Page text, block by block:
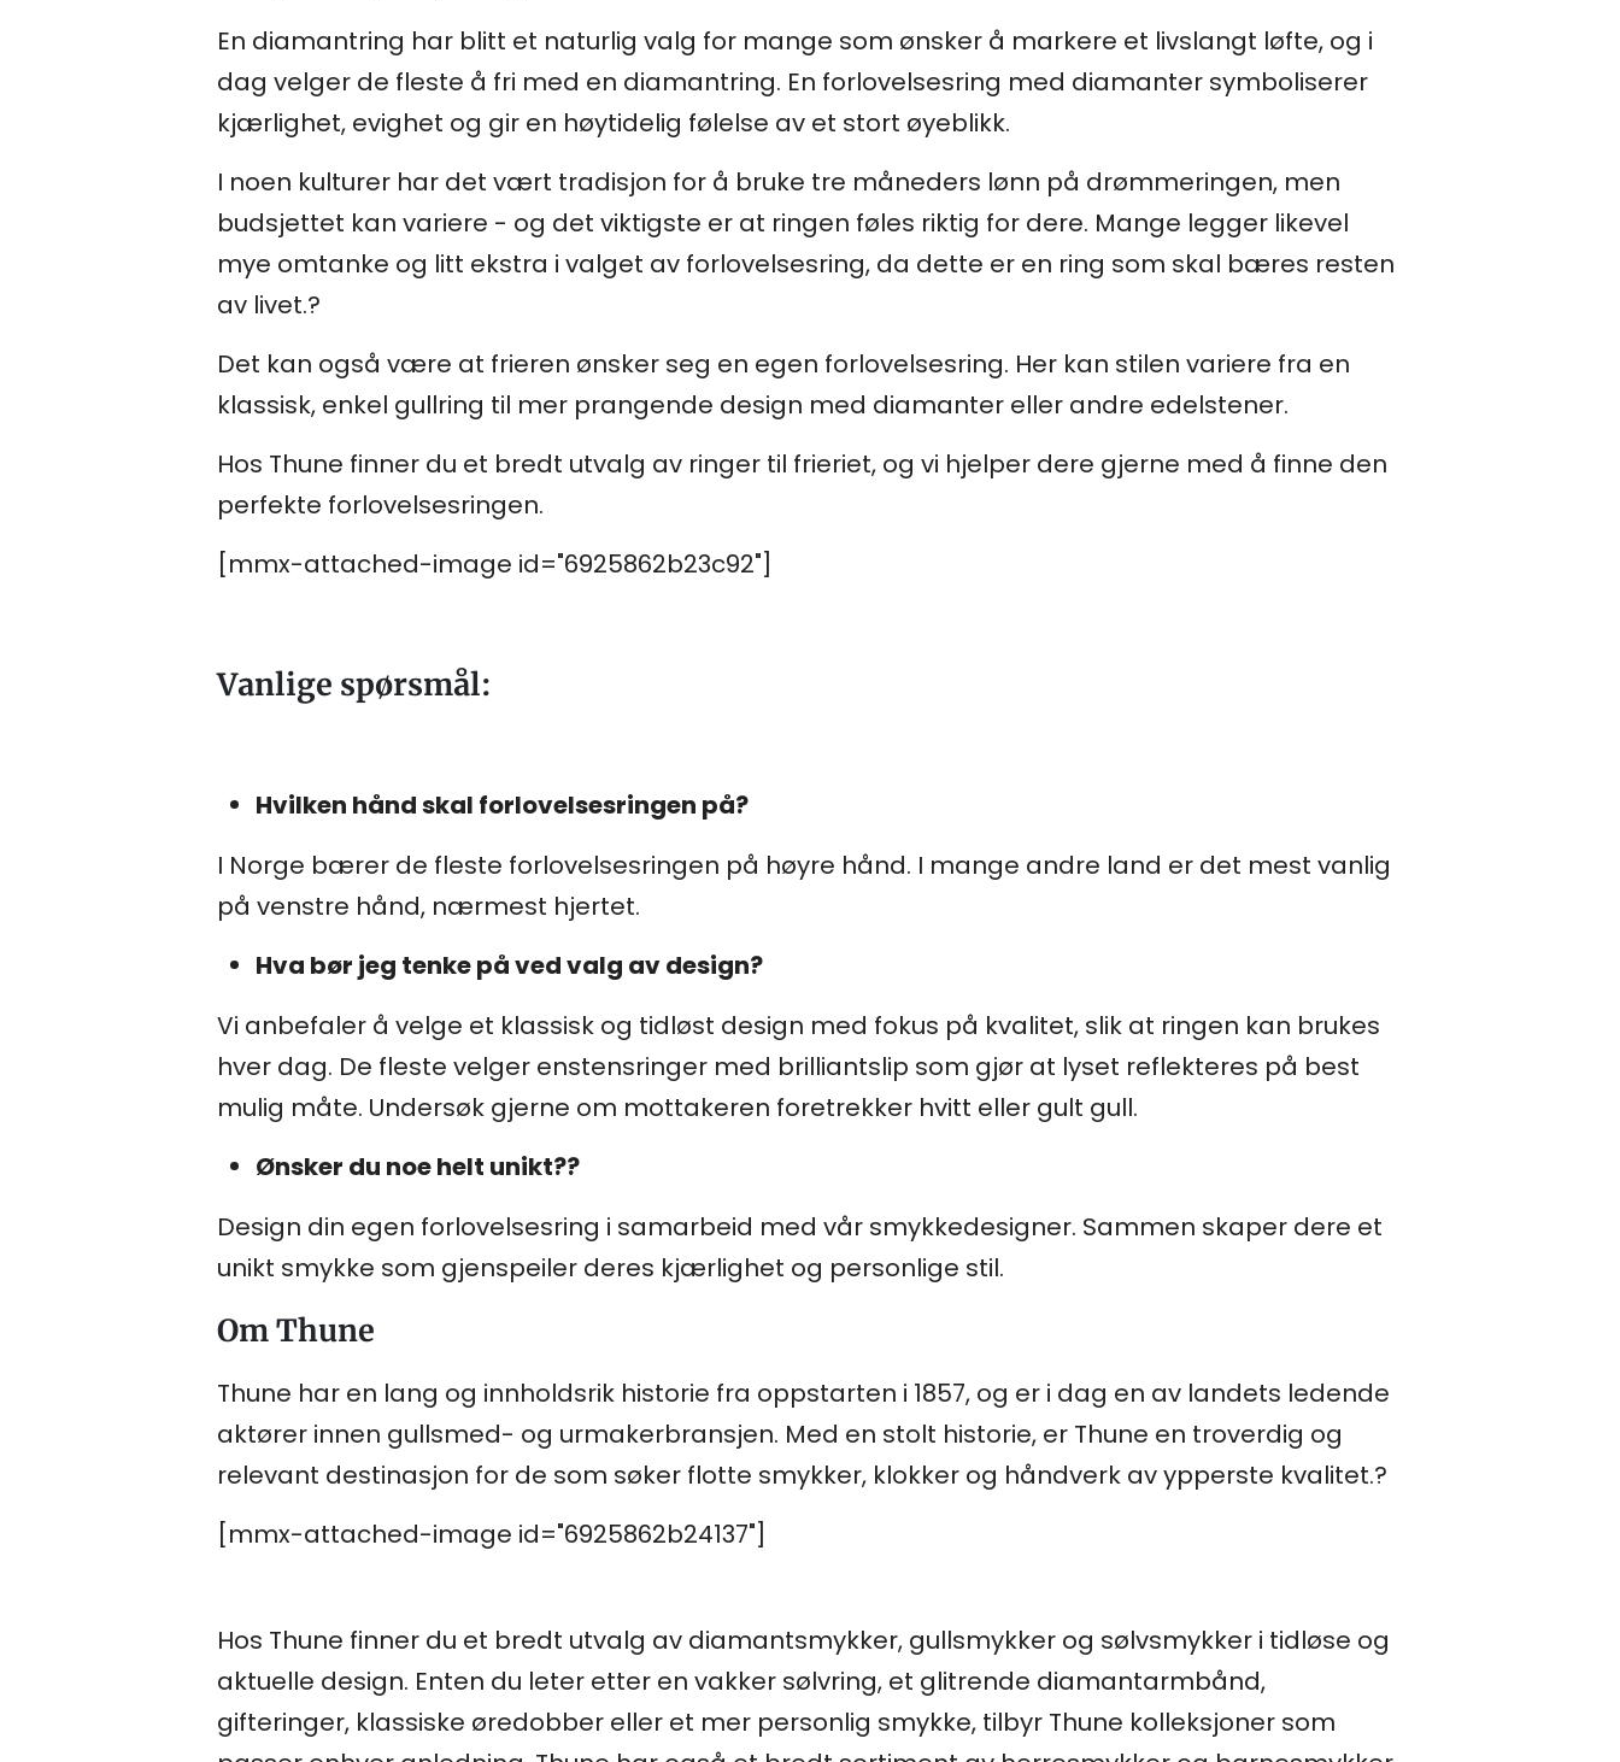
En diamantring har blitt et naturlig valg for mange som ønsker å markere et livslangt løfte, og i
dag velger de fleste å fri med en diamantring. En forlovelsesring med diamanter symboliserer
kjærlighet, evighet og gir en høytidelig følelse av et stort øyeblikk.
I noen kulturer har det vært tradisjon for å bruke tre måneders lønn på drømmeringen, men
budsjettet kan variere - og det viktigste er at ringen føles riktig for dere. Mange legger likevel
mye omtanke og litt ekstra i valget av forlovelsesring, da dette er en ring som skal bæres resten
av livet.?
Det kan også være at frieren ønsker seg en egen forlovelsesring. Her kan stilen variere fra en
klassisk, enkel gullring til mer prangende design med diamanter eller andre edelstener.
Hos Thune finner du et bredt utvalg av ringer til frieriet, og vi hjelper dere gjerne med å finne den
perfekte forlovelsesringen.
[mmx-attached-image id="6925862b23c92"]
Vanlige spørsmål:
Hvilken hånd skal forlovelsesringen på?
I Norge bærer de fleste forlovelsesringen på høyre hånd. I mange andre land er det mest vanlig
på venstre hånd, nærmest hjertet.
Hva bør jeg tenke på ved valg av design?
Vi anbefaler å velge et klassisk og tidløst design med fokus på kvalitet, slik at ringen kan brukes
hver dag. De fleste velger enstensringer med brilliantslip som gjør at lyset reflekteres på best
mulig måte. Undersøk gjerne om mottakeren foretrekker hvitt eller gult gull.
Ønsker du noe helt unikt??
Design din egen forlovelsesring i samarbeid med vår smykkedesigner. Sammen skaper dere et
unikt smykke som gjenspeiler deres kjærlighet og personlige stil.
Om Thune
Thune har en lang og innholdsrik historie fra oppstarten i 1857, og er i dag en av landets ledende
aktører innen gullsmed- og urmakerbransjen. Med en stolt historie, er Thune en troverdig og
relevant destinasjon for de som søker flotte smykker, klokker og håndverk av ypperste kvalitet.?
[mmx-attached-image id="6925862b24137"]
Hos Thune finner du et bredt utvalg av diamantsmykker, gullsmykker og sølvsmykker i tidløse og
aktuelle design. Enten du leter etter en vakker sølvring, et glitrende diamantarmbånd,
gifteringer, klassiske øredobber eller et mer personlig smykke, tilbyr Thune kolleksjoner som